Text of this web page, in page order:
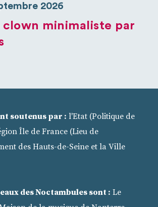
2026
clown minimaliste par
soutenus par : l'Etat (Politique de
Île de France (Lieu de
des Hauts-de-Seine et la Ville
des Noctambules sont : Le